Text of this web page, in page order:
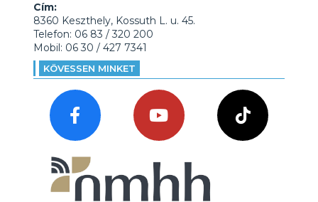
Cím:
8360 Keszthely, Kossuth L. u. 45.
Telefon: 06 83 / 320 200
Mobil: 06 30 / 427 7341
KÖVESSEN MINKET